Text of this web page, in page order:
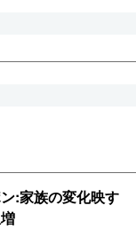
:家族の変化映す